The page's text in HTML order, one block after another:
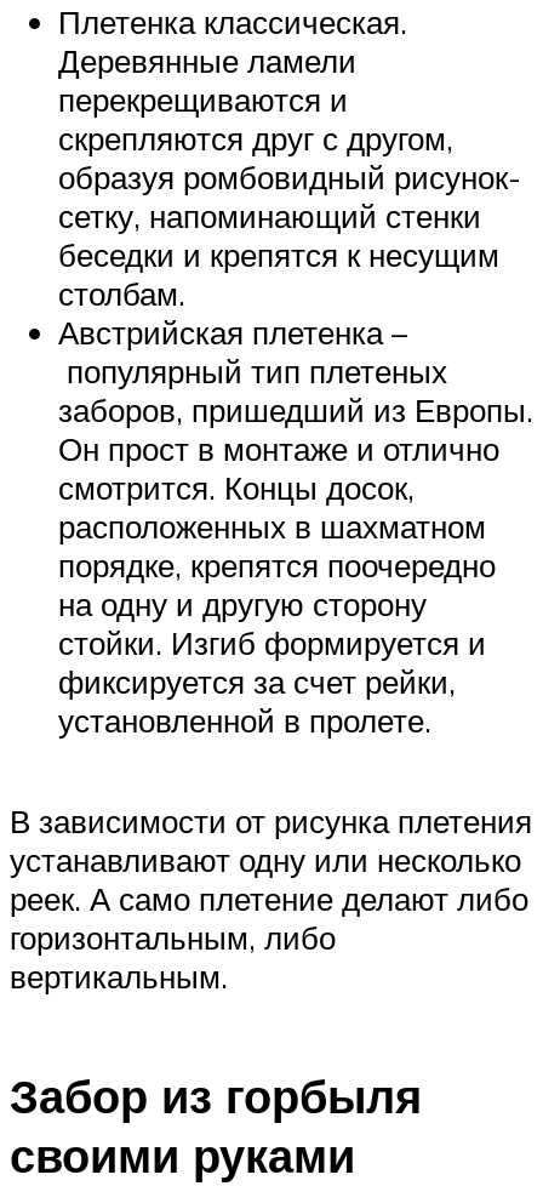
Плетенка классическая.
Деревянные ламели
перекрещиваются и
скрепляются друг с другом,
образуя ромбовидный рисунок-
сетку, напоминающий стенки
беседки и крепятся к несущим
столбам.
Австрийская плетенка –
популярный тип плетеных
заборов, пришедший из Европы.
Он прост в монтаже и отлично
смотрится. Концы досок,
расположенных в шахматном
порядке, крепятся поочередно
на одну и другую сторону
стойки. Изгиб формируется и
фиксируется за счет рейки,
установленной в пролете.
В зависимости от рисунка плетения
устанавливают одну или несколько
реек. А само плетение делают либо
горизонтальным, либо
вертикальным.
Забор из горбыля
своими руками